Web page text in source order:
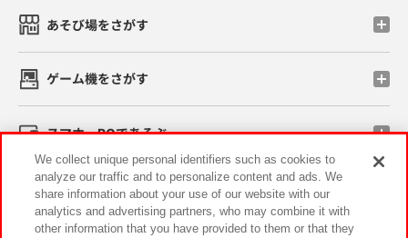
あそび場をさがす
ゲーム機をさがす
スマホ・PCであそぶ
イベント・キャンペーン
We collect unique personal identifiers such as cookies to
analyze our traffic and to personalize content and ads. We
share information about your use of our website with our
analytics and advertising partners, who may combine it with
other information that you have provided to them or that they